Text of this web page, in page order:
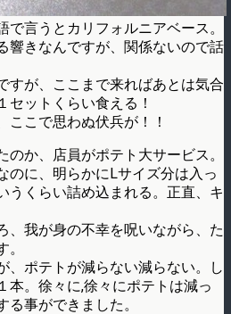
で言うとカリフォルニアベース。
響きなんですが、関係ないので話
すが、ここまで来ればあとは気合
セットくらい食える！
ここで思わぬ伏兵が！！
か、店員がポテト大サービス。
のに、明らかにLサイズ分は入っ
うくらい詰め込まれる。正直、キ
、我が身の不幸を呪いながら、た
、ポテトが減らない減らない。し
本。徐々に,徐々にポテトは減っ
事ができました。